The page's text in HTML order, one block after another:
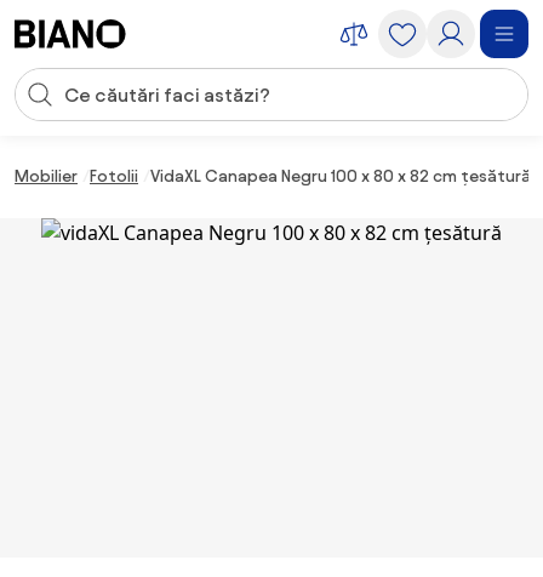
Introducerea căutării
Mobilier Fotolii VidaXL Canapea Negru 100 x 80 x 82 cm țesătură